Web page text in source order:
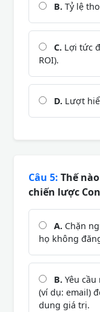
B. Tỷ lệ
C. Lợi tức
ROI).
D. Lượt
Câu 5: Thế
chiến lược
A. Chặn
họ không
B. Yêu
(ví dụ: email)
dung giá trị.